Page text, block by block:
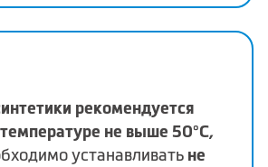
рекомендуется
не выше 50°C,
устанавливать не